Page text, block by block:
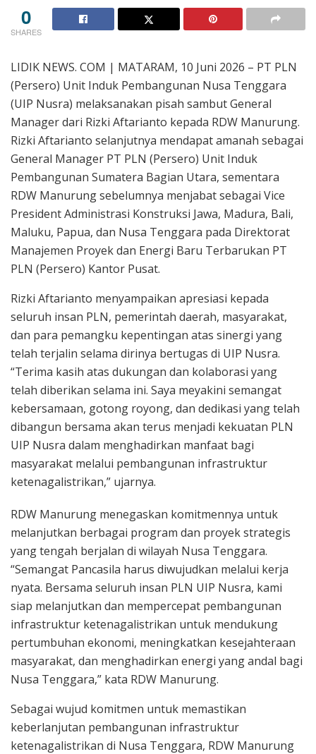
0
SHARES
LIDIK NEWS. COM | MATARAM, 10 Juni 2026 – PT PLN
(Persero) Unit Induk Pembangunan Nusa Tenggara
(UIP Nusra) melaksanakan pisah sambut General
Manager dari Rizki Aftarianto kepada RDW Manurung.
Rizki Aftarianto selanjutnya mendapat amanah sebagai
General Manager PT PLN (Persero) Unit Induk
Pembangunan Sumatera Bagian Utara, sementara
RDW Manurung sebelumnya menjabat sebagai Vice
President Administrasi Konstruksi Jawa, Madura, Bali,
Maluku, Papua, dan Nusa Tenggara pada Direktorat
Manajemen Proyek dan Energi Baru Terbarukan PT
PLN (Persero) Kantor Pusat.
Rizki Aftarianto menyampaikan apresiasi kepada
seluruh insan PLN, pemerintah daerah, masyarakat,
dan para pemangku kepentingan atas sinergi yang
telah terjalin selama dirinya bertugas di UIP Nusra.
“Terima kasih atas dukungan dan kolaborasi yang
telah diberikan selama ini. Saya meyakini semangat
kebersamaan, gotong royong, dan dedikasi yang telah
dibangun bersama akan terus menjadi kekuatan PLN
UIP Nusra dalam menghadirkan manfaat bagi
masyarakat melalui pembangunan infrastruktur
ketenagalistrikan,” ujarnya.
RDW Manurung menegaskan komitmennya untuk
melanjutkan berbagai program dan proyek strategis
yang tengah berjalan di wilayah Nusa Tenggara.
“Semangat Pancasila harus diwujudkan melalui kerja
nyata. Bersama seluruh insan PLN UIP Nusra, kami
siap melanjutkan dan mempercepat pembangunan
infrastruktur ketenagalistrikan untuk mendukung
pertumbuhan ekonomi, meningkatkan kesejahteraan
masyarakat, dan menghadirkan energi yang andal bagi
Nusa Tenggara,” kata RDW Manurung.
Sebagai wujud komitmen untuk memastikan
keberlanjutan pembangunan infrastruktur
ketenagalistrikan di Nusa Tenggara, RDW Manurung